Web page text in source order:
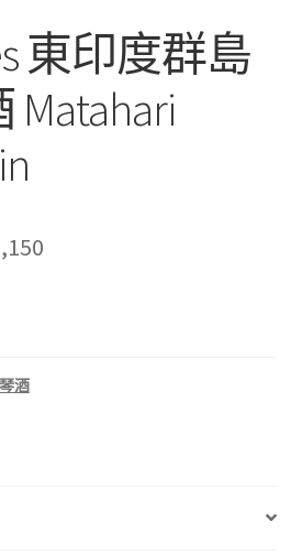
東印度群島
琴酒